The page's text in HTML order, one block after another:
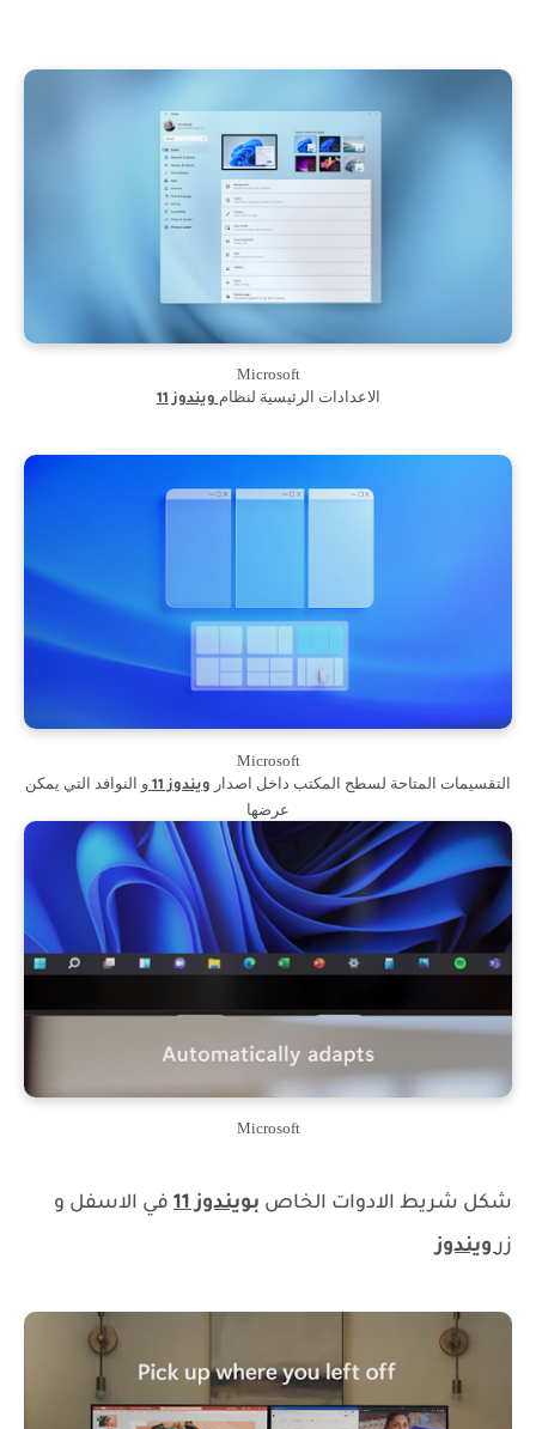
Microsoft
الاعدادات الرئيسية لنظامويندوز 11
Microsoft
التقسيمات المتاحة لسطح المكتب داخل اصدار
ويندوز 11
و النوافد التي يمكن
عرضها
Microsoft
شكل شريط الادوات الخاص بويندوز 11
في الاسفل و
زرويندوز